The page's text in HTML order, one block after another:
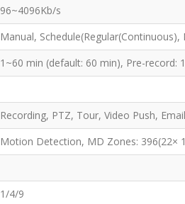
96~4096Kb/s
Manual, Schedule(Regular(Continuous),
1~60 min (default: 60 min), Pre-record:
Recording, PTZ, Tour, Video Push,
Motion Detection, MD Zones: 396(22×
1/4/9